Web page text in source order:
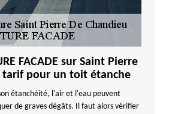
FACADE sur Saint Pierre
tarif pour un toit étanche
étanchéité, l'air et l'eau peuvent
de graves dégâts. Il faut alors vérifier